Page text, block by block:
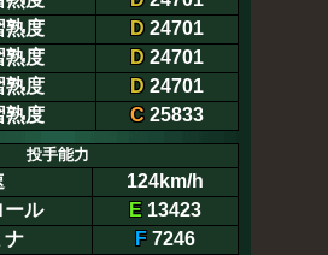
熟度
D 24701
熟度
D 24701
熟度
D 24701
熟度
C 25833
投手能力
124km/h
ール
E 13423
ナ
F 7246